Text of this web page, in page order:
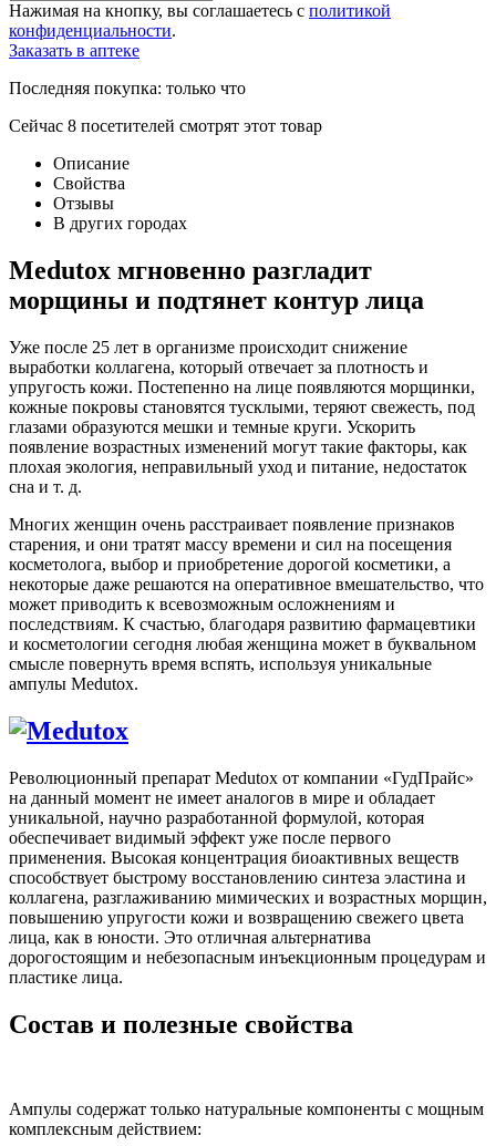
Нажимая на кнопку, вы соглашаетесь с политикой
конфиденциальности.
Заказать в аптеке
Последняя покупка: только что
Сейчас 8 посетителей смотрят этот товар
Описание
Свойства
Отзывы
В других городах
Medutox мгновенно разгладит
морщины и подтянет контур лица
Уже после 25 лет в организме происходит снижение
выработки коллагена, который отвечает за плотность и
упругость кожи. Постепенно на лице появляются морщинки,
кожные покровы становятся тусклыми, теряют свежесть, под
глазами образуются мешки и темные круги. Ускорить
появление возрастных изменений могут такие факторы, как
плохая экология, неправильный уход и питание, недостаток
сна и т. д.
Многих женщин очень расстраивает появление признаков
старения, и они тратят массу времени и сил на посещения
косметолога, выбор и приобретение дорогой косметики, а
некоторые даже решаются на оперативное вмешательство, что
может приводить к всевозможным осложнениям и
последствиям. К счастью, благодаря развитию фармацевтики
и косметологии сегодня любая женщина может в буквальном
смысле повернуть время вспять, используя уникальные
ампулы Medutox.
Революционный препарат Medutox от компании «ГудПрайс»
на данный момент не имеет аналогов в мире и обладает
уникальной, научно разработанной формулой, которая
обеспечивает видимый эффект уже после первого
применения. Высокая концентрация биоактивных веществ
способствует быстрому восстановлению синтеза эластина и
коллагена, разглаживанию мимических и возрастных морщин,
повышению упругости кожи и возвращению свежего цвета
лица, как в юности. Это отличная альтернатива
дорогостоящим и небезопасным инъекционным процедурам и
пластике лица.
Состав и полезные свойства
Ампулы содержат только натуральные компоненты с мощным
комплексным действием: